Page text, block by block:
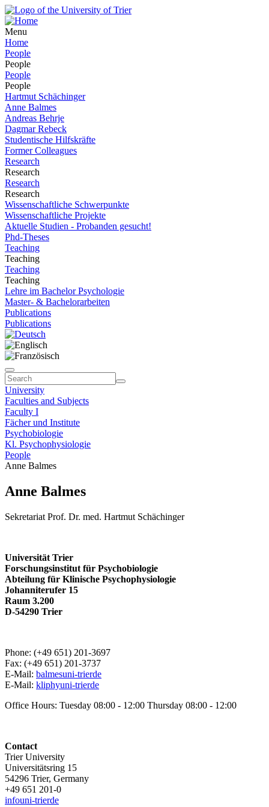
Menu
Home
People
People
People
People
Hartmut Schächinger
Anne Balmes
Andreas Behrje
Dagmar Rebeck
Studentische Hilfskräfte
Former Colleagues
Research
Research
Research
Research
Wissenschaftliche Schwerpunkte
Wissenschaftliche Projekte
Aktuelle Studien - Probanden gesucht!
Phd-Theses
Teaching
Teaching
Teaching
Teaching
Lehre im Bachelor Psychologie
Master- & Bachelorarbeiten
Publications
Publications
University
Faculties and Subjects
Faculty I
Fächer und Institute
Psychobiologie
Kl. Psychophysiologie
People
Anne Balmes
Anne Balmes
Sekretariat Prof. Dr. med. Hartmut Schächinger
Universität Trier
Forschungsinstitut für Psychobiologie
Abteilung für Klinische Psychophysiologie
Johanniterufer 15
Raum 3.200
D-54290 Trier
Phone: (+49 651) 201-3697
Fax: (+49 651) 201-3737
E-Mail: balmesuni-trierde
E-Mail: kliphyuni-trierde
Office Hours: Tuesday 08:00 - 12:00 Thursday 08:00 - 12:00
Contact
Trier University
Universitätsring 15
54296 Trier, Germany
+49 651 201-0
infouni-trierde